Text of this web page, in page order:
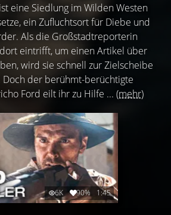
eine Siedlung im Wilden Westen
ein Zufluchtsort für Diebe und
Als die Großstadtreporterin
eintrifft, um einen Artikel über
wird sie schnell zur Zielscheibe
Doch der berühmt-berüchtigte
Ford eilt ihr zu Hilfe ... (mehr)
6K 90% 1:45